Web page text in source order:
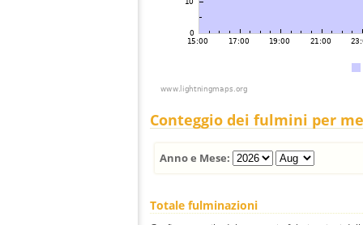
Conteggio dei fulmini per
Anno e Mese:
Totale fulminazioni